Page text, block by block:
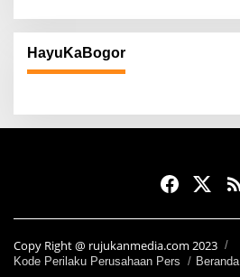
HayuKaBogor
Copy Right @ rujukanmedia.com 2023
Kode Perilaku Perusahaan Pers Beranda